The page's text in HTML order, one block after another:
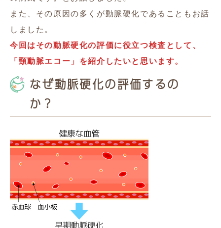
また、その原因の多くが動脈硬化であることもお話
しました。
今回はその動脈硬化の評価に役立つ検査として、
「頸動脈エコー」を紹介したいと思います。
なぜ動脈硬化の評価するの
か？